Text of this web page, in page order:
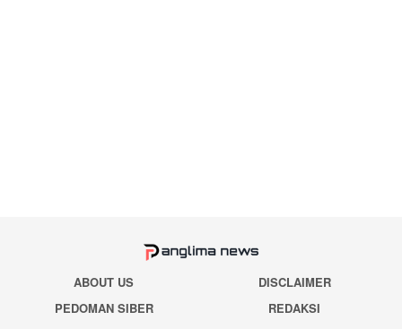
ABOUT US
DISCLAIMER
PEDOMAN SIBER
REDAKSI